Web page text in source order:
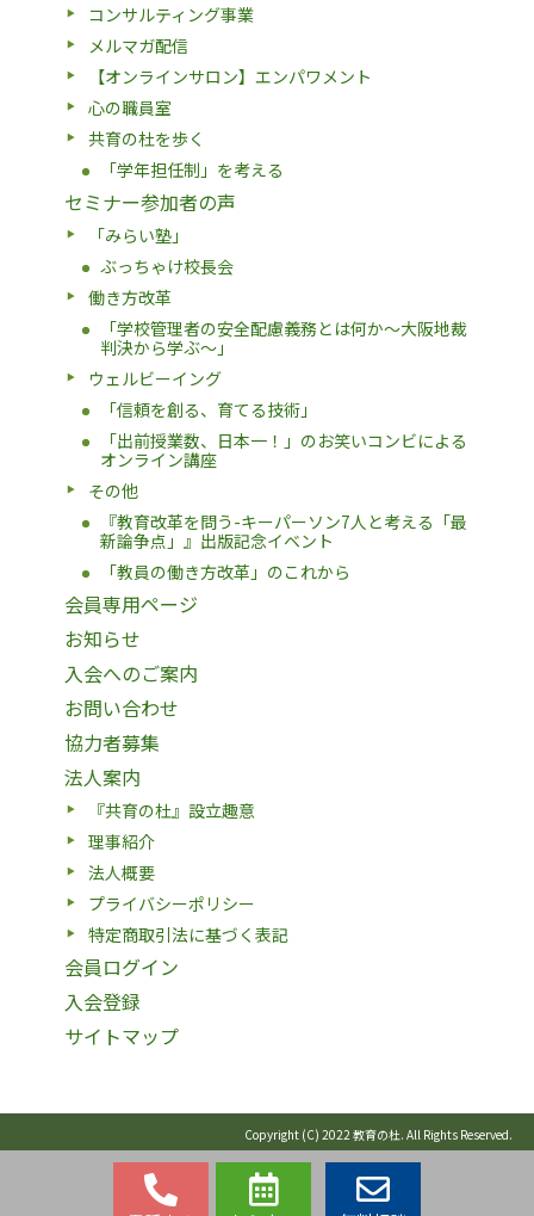
コンサルティング事業
メルマガ配信
【オンラインサロン】エンパワメント
心の職員室
共育の杜を歩く
「学年担任制」を考える
セミナー参加者の声
「みらい塾」
ぶっちゃけ校長会
働き方改革
「学校管理者の安全配慮義務とは何か〜大阪地裁
判決から学ぶ〜」
ウェルビーイング
「信頼を創る、育てる技術」
「出前授業数、日本一！」のお笑いコンビによる
オンライン講座
その他
『教育改革を問う-キーパーソン7人と考える「最
新論争点」』出版記念イベント
「教員の働き方改革」のこれから
会員専用ページ
お知らせ
入会へのご案内
お問い合わせ
協力者募集
法人案内
『共育の杜』設立趣意
理事紹介
法人概要
プライバシーポリシー
特定商取引法に基づく表記
会員ログイン
入会登録
サイトマップ
Copyright (C) 2022 教育の杜. All Rights Reserved.